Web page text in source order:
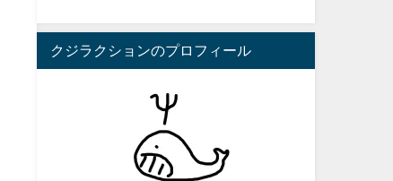
クジラクションのプロフィール